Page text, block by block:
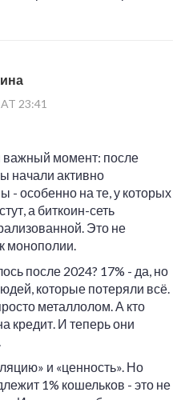
23:41
важный момент: после
начали активно
- особенно на те, у которых
а биткоин-сеть
Это не
монополии.
после 2024? 17% - да, но
которые потеряли всё.
металлолом. А кто
кредит. И теперь они
и «ценность». Но
1% кошельков - это не